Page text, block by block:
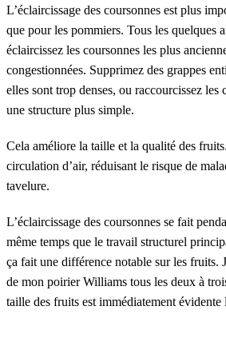
L’éclaircissage des coursonnes est plus
que pour les pommiers. Tous les quelques
éclaircissez les coursonnes les plus
congestionnées. Supprimez des grappes
elles sont trop denses, ou raccourcissez les
une structure plus simple.
Cela améliore la taille et la qualité des
circulation d’air, réduisant le risque de
tavelure.
L’éclaircissage des coursonnes se fait
même temps que le travail structurel
ça fait une différence notable sur les fruits.
de mon poirier Williams tous les deux à
taille des fruits est immédiatement évidente